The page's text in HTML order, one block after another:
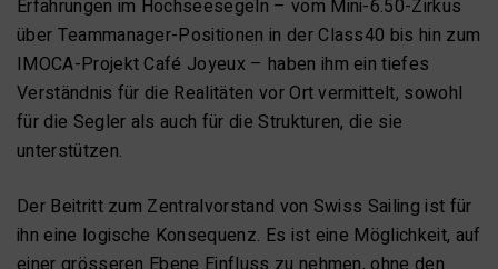
Erfahrungen im Hochseesegeln – vom Mini-6.50-Zirkus
über Teammanager-Positionen in der Class40 bis hin zum
IMOCA-Projekt Café Joyeux – haben ihm ein tiefes
Verständnis für die Realitäten vor Ort vermittelt, sowohl
für die Segler als auch für die Strukturen, die sie
unterstützen.
Der Beitritt zum Zentralvorstand von Swiss Sailing ist für
ihn eine logische Konsequenz. Es ist eine Möglichkeit, auf